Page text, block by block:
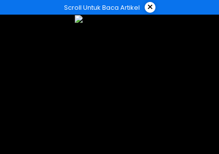
ke
Scroll Untuk Baca Artikel ×